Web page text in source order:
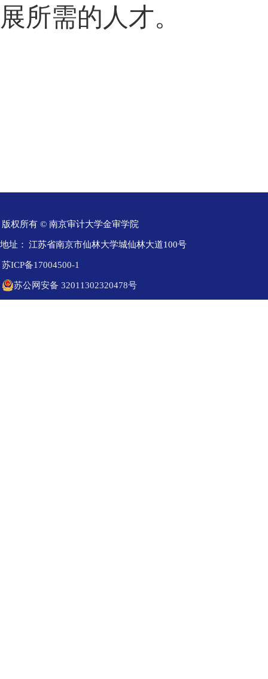
展所需的人才。
版权所有 © 南京审计大学金审学院
地址： 江苏省南京市仙林大学城仙林大道100号
苏ICP备17004500-1
苏公网安备 32011302320478号